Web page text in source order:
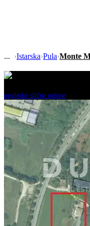
›Istarska›Pula›Monte
pogledaj slične oglase